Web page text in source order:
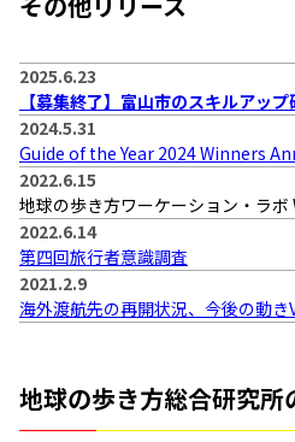
2025.6.23
【募集終了】富山市のスキルアップ
2024.5.31
Guide of the Year 2024 Winners
2022.6.15
地球の歩き方ワーケーション・ラボ
2022.6.14
第四回旅行者意識調査
2021.2.9
海外渡航先の再開状況、今後の動き
地球の歩き方総合研究所